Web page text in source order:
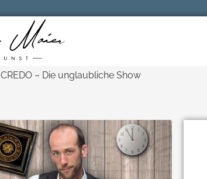
CREDO – Die unglaubliche Show